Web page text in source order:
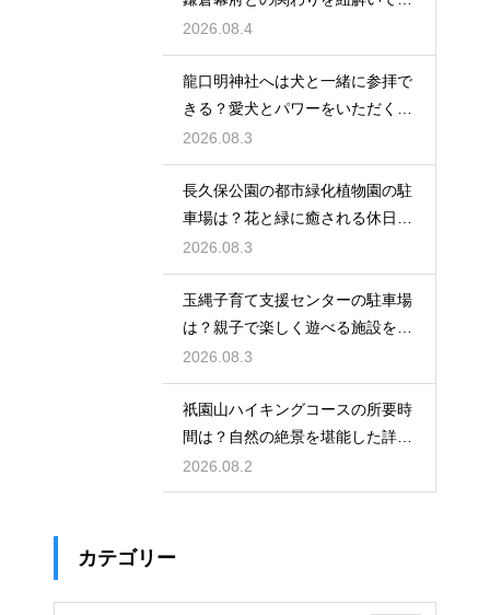
光を楽しむ
2026.08.4
龍口明神社へは犬と一緒に参拝で
きる？愛犬とパワーをいただくた
めの注意点
2026.08.3
長久保公園の都市緑化植物園の駐
車場は？花と緑に癒される休日を
レビュー
2026.08.3
玉縄子育て支援センターの駐車場
は？親子で楽しく遊べる施設を徹
底レビュー
2026.08.3
祇園山ハイキングコースの所要時
間は？自然の絶景を堪能した詳細
レビュー
2026.08.2
カテゴリー